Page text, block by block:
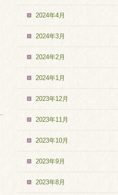
2024年4月
2024年3月
2024年2月
2024年1月
2023年12月
2023年11月
2023年10月
2023年9月
2023年8月